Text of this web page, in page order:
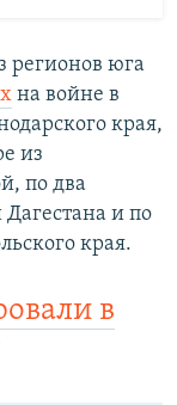
регионов юга
на войне в
края,
из
по два
и по
края.
в